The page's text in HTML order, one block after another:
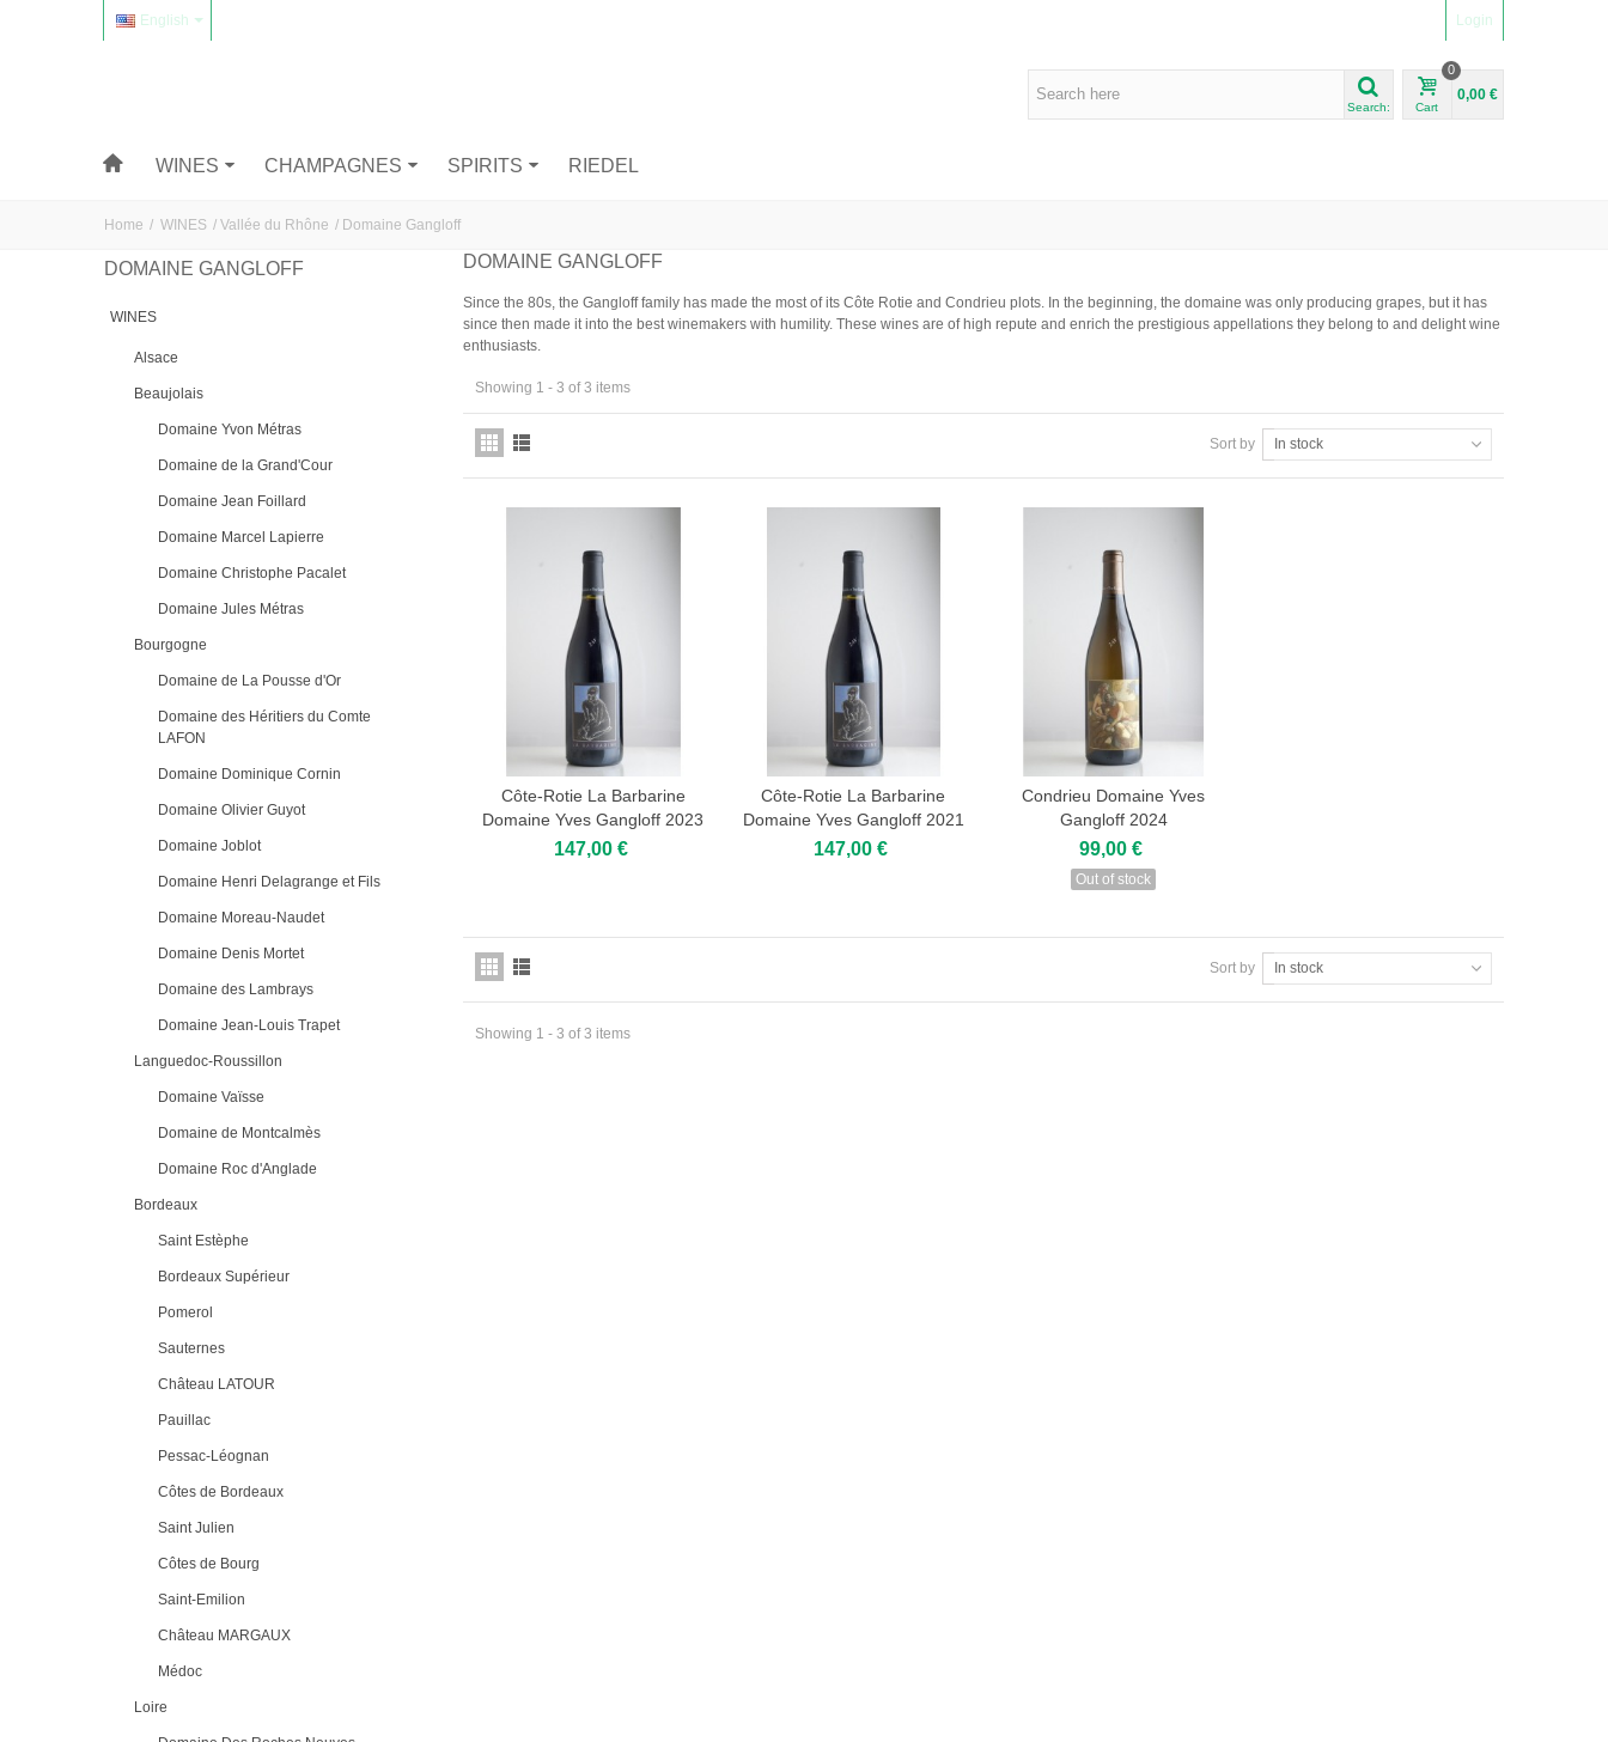
English Login
Search: Cart
0
0,00 €
WINES CHAMPAGNES SPIRITS RIEDEL
Home / WINES / Vallée du Rhône / Domaine Gangloff
DOMAINE GANGLOFF
WINES
Alsace
Beaujolais
Domaine Yvon Métras
Domaine de la Grand'Cour
Domaine Jean Foillard
Domaine Marcel Lapierre
Domaine Christophe Pacalet
Domaine Jules Métras
Bourgogne
Domaine de La Pousse d'Or
Domaine des Héritiers du Comte
LAFON
Domaine Dominique Cornin
Domaine Olivier Guyot
Domaine Joblot
Domaine Henri Delagrange et Fils
Domaine Moreau-Naudet
Domaine Denis Mortet
Domaine des Lambrays
Domaine Jean-Louis Trapet
Languedoc-Roussillon
Domaine Vaïsse
Domaine de Montcalmès
Domaine Roc d'Anglade
Bordeaux
Saint Estèphe
Bordeaux Supérieur
Pomerol
Sauternes
Château LATOUR
Pauillac
Pessac-Léognan
Côtes de Bordeaux
Saint Julien
Côtes de Bourg
Saint-Emilion
Château MARGAUX
Médoc
Loire
DOMAINE GANGLOFF
Since the 80s, the Gangloff family has made the most of its Côte Rotie and Condrieu plots. In the beginning, the domaine was only producing grapes, but it has
since then made it into the best winemakers with humility. These wines are of high repute and enrich the prestigious appellations they belong to and delight wine
enthusiasts.
Showing 1 - 3 of 3 items
Sort by In stock
Add to cart
Côte-Rotie La Barbarine
Domaine Yves Gangloff 2023
147,00 € Add to cart
Côte-Rotie La Barbarine
Domaine Yves Gangloff 2021
147,00 € View
Condrieu Domaine Yves
Gangloff 2024
99,00 €
Out of stock
Sort by In stock
Showing 1 - 3 of 3 items